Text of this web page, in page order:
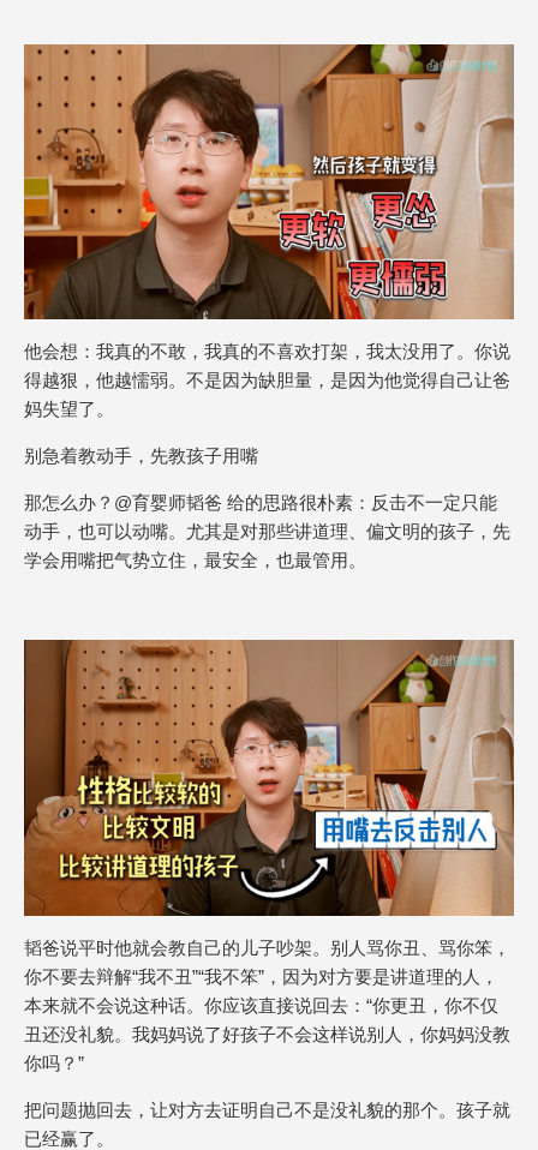
他会想：我真的不敢，我真的不喜欢打架，我太没用了。你说
得越狠，他越懦弱。不是因为缺胆量，是因为他觉得自己让爸
妈失望了。
别急着教动手，先教孩子用嘴
那怎么办？@育婴师韬爸 给的思路很朴素：反击不一定只能
动手，也可以动嘴。尤其是对那些讲道理、偏文明的孩子，先
学会用嘴把气势立住，最安全，也最管用。
韬爸说平时他就会教自己的儿子吵架。别人骂你丑、骂你笨，
你不要去辩解“我不丑”“我不笨”，因为对方要是讲道理的人，
本来就不会说这种话。你应该直接说回去：“你更丑，你不仅
丑还没礼貌。我妈妈说了好孩子不会这样说别人，你妈妈没教
你吗？”
把问题抛回去，让对方去证明自己不是没礼貌的那个。孩子就
已经赢了。